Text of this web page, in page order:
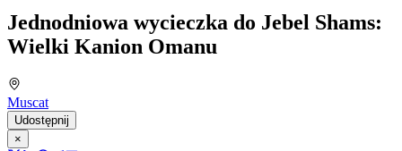
Jednodniowa wycieczka do Jebel Shams:
Wielki Kanion Omanu
Muscat
Udostępnij
×